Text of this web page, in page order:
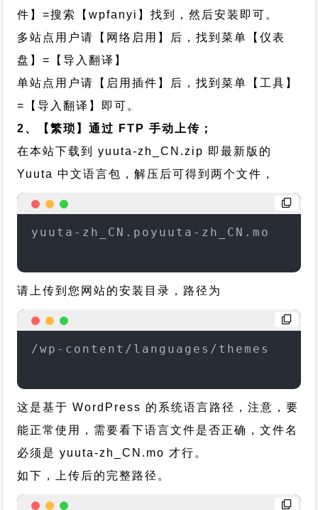
件】=搜索【wpfanyi】找到，然后安装即可。
多站点用户请【网络启用】后，找到菜单【仪表
盘】=【导入翻译】
单站点用户请【启用插件】后，找到菜单【工具】
=【导入翻译】即可。
2、【繁琐】通过 FTP 手动上传；
在本站下载到yuuta-zh_CN.zip 即最新版的
Yuuta 中文语言包，解压后可得到两个文件，
yuuta-zh_CN.poyuuta-zh_CN.mo
请上传到您网站的安装目录，路径为
/wp-content/languages/themes
这是基于 WordPress 的系统语言路径，注意，要
能正常使用，需要看下语言文件是否正确，文件名
必须是 yuuta-zh_CN.mo 才行。
如下，上传后的完整路径。